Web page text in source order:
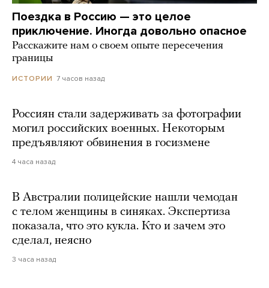
Поездка в Россию — это целое
приключение. Иногда довольно опасное
Расскажите нам о своем опыте пересечения
границы
ИСТОРИИ 7 часов назад
Россиян стали задерживать за фотографии
могил российских военных. Некоторым
предъявляют обвинения в госизмене
4 часа назад
В Австралии полицейские нашли чемодан
с телом женщины в синяках. Экспертиза
показала, что это кукла. Кто и зачем это
сделал, неясно
3 часа назад